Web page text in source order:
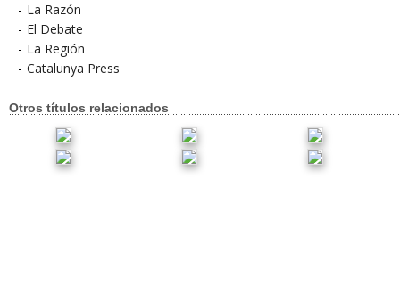
- La Razón
- El Debate
- La Región
- Catalunya Press
Otros títulos relacionados